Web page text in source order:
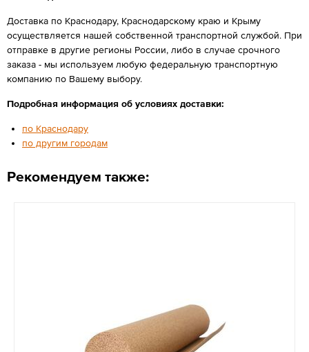
Доставка по Краснодару, Краснодарскому краю и Крыму
осуществляется нашей собственной транспортной службой. При
отправке в другие регионы России, либо в случае срочного
заказа - мы используем любую федеральную транспортную
компанию по Вашему выбору.
Подробная информация об условиях доставки:
по Краснодару
по другим городам
Рекомендуем также: